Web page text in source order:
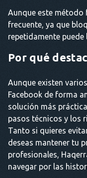
Aunque este método
frecuente, ya que
repetidamente puede
Por qué
Aunque existen
Facebook de forma
solución más
pasos técnicos y los
Tanto si quieres
deseas mantener tu
profesionales,
navegar por las